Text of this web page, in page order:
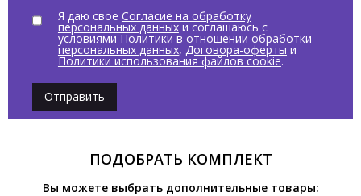
Я даю свое Согласие на обработку
персональных данныхи соглашаюсь с
условиямиПолитики в отношении обработки
персональных данных,Договора-офертыи
Политики использования файлов cookie.
Отправить
ПОДОБРАТЬ КОМПЛЕКТ
Вы можете выбрать дополнительные товары: